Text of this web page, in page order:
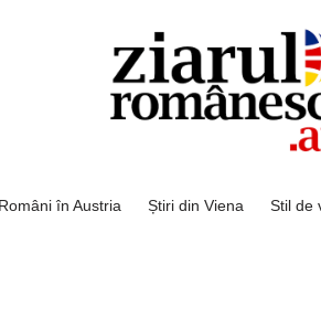
Români în Austria Știri din Viena Stil de